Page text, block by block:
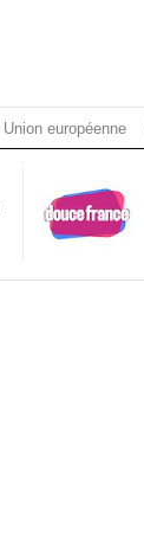
Union européenne